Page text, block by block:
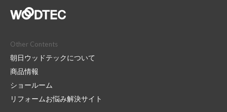
Other Contents
朝日ウッドテックについて
商品情報
ショールーム
リフォームお悩み解決サイト